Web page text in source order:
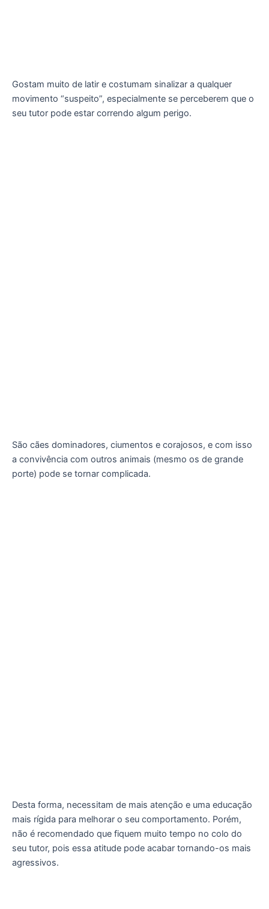
Gostam muito de latir e costumam sinalizar a qualquer
movimento “suspeito”, especialmente se perceberem que o
seu tutor pode estar correndo algum perigo.
São cães dominadores, ciumentos e corajosos, e com isso
a convivência com outros animais (mesmo os de grande
porte) pode se tornar complicada.
Desta forma, necessitam de mais atenção e uma educação
mais rígida para melhorar o seu comportamento. Porém,
não é recomendado que fiquem muito tempo no colo do
seu tutor, pois essa atitude pode acabar tornando-os mais
agressivos.